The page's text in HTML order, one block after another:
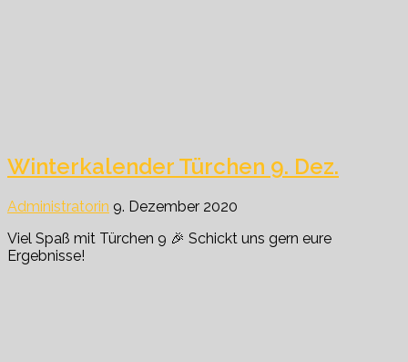
Winterkalender Türchen 9. Dez.
Administratorin 9. Dezember 2020
Viel Spaß mit Türchen 9 🎉 Schickt uns gern eure
Ergebnisse!